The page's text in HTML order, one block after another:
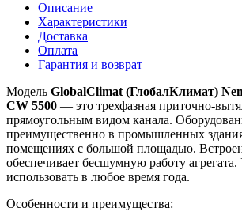
Описание
Характеристики
Доставка
Оплата
Гарантия и возврат
Модель GlobalClimat (ГлобалКлимат)
CW 5500 — это трехфазная приточно-
прямоугольным видом канала.
преимущественно в промышленных
помещениях с большой площадью.
обеспечивает бесшумную работу
использовать в любое время года.
Особенности и преимущества: